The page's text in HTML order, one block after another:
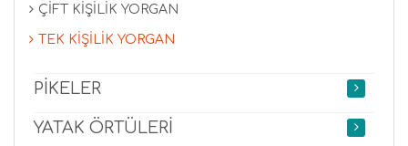
ÇİFT KİŞİLİK YORGAN
TEK KİŞİLİK YORGAN
PİKELER
YATAK ÖRTÜLERİ